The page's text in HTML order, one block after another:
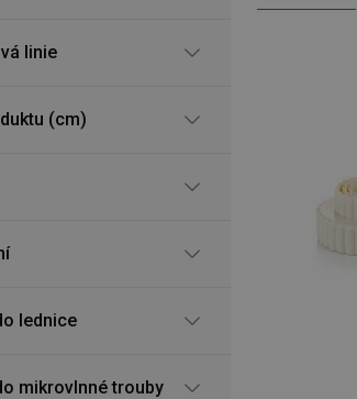
linie
(cm)
lednice
mikrovlnné trouby